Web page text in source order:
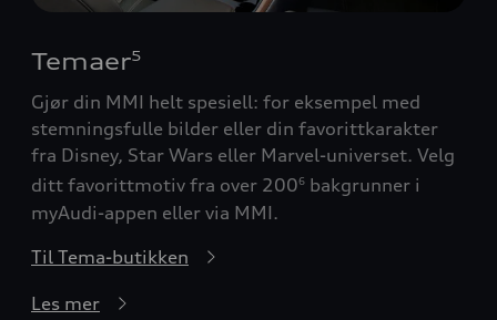
Temaer5
Gjør din MMI helt spesiell: for eksempel med
stemningsfulle bilder eller din favorittkarakter
fra Disney, Star Wars eller Marvel-universet. Velg
ditt favorittmotiv fra over 2006 bakgrunner i
myAudi-appen eller via MMI.
Til Tema-butikken
Les mer